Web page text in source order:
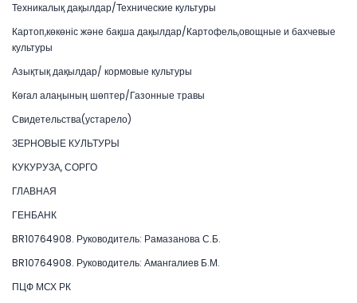
Техникалық дақылдар/Технические культуры
Картоп,көкөніс және бақша дақылдар/Картофель,овощные и бахчевые
культуры
Азықтық дақылдар/ кормовые культуры
Көгал алаңының шөптер/Газонные травы
Свидетельства(устарело)
ЗЕРНОВЫЕ КУЛЬТУРЫ
КУКУРУЗА, СОРГО
ГЛАВНАЯ
ГЕНБАНК
BR10764908. Руководитель: Рамазанова С.Б.
BR10764908. Руководитель: Амангалиев Б.М.
ПЦФ МСХ РК